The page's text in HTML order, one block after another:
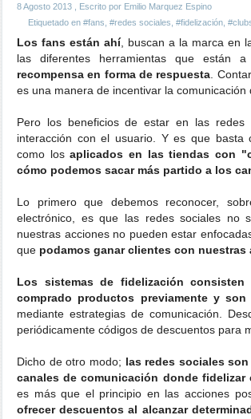
8 Agosto 2013 , Escrito por Emilio Marquez Espino
Etiquetado en #fans #redes sociales #fidelización
Los fans están ahí, buscan a la marca en
las diferentes herramientas que están
recompensa en forma de respuesta .
es una manera de incentivar la
Pero los beneficios de estar en las
interacción con el usuario. Y es que basta
como losaplicados en las tiendas con
cómo podemos sacar más partido a los
Lo primero que debemos reconocer,
electrónico, es que las redes sociales
nuestras acciones no pueden estar
que podamos ganar clientes con nuestras
Los sistemas de fidelización
comprado productos previamente y
mediante estrategias de comunicación.
periódicamente códigos de descuentos para
Dicho de otro modo; las redes sociales
canales de comunicación donde fidelizar
es más que el principio en las acciones
ofrecer descuentos al alcanzar